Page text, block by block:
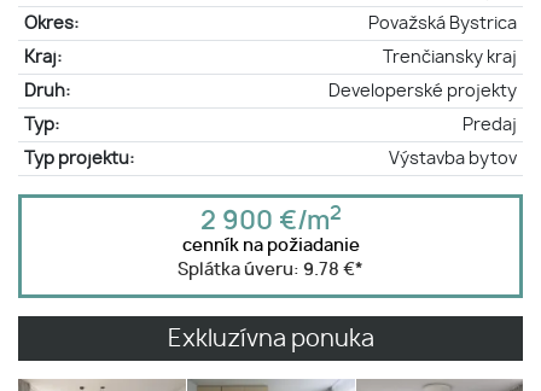
Okres:
Považská Bystrica
Kraj:
Trenčiansky kraj
Druh:
Developerské projekty
Typ:
Predaj
Typ projektu:
Výstavba bytov
2 900 €/m2
cenník na požiadanie
Splátka úveru: 9.78 €*
Exkluzívna ponuka